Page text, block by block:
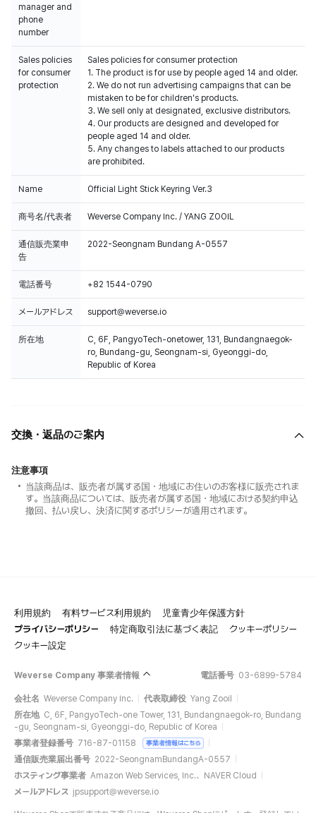
manager and
phone
number
Sales policies
for consumer
protection
Sales policies for consumer protection
1. The product is for use by people aged 14 and older.
2. We do not run advertising campaigns that can be
mistaken to be for children's products.
3. We sell only at designated, exclusive distributors.
4. Our products are designed and developed for
people aged 14 and older.
5. Any changes to labels attached to our products
are prohibited.
Name Official Light Stick Keyring Ver.3
商号名/代表者 Weverse Company Inc. / YANG ZOOIL
通信販売業申
告
2022-Seongnam Bundang A-0557
電話番号 +82 1544-0790
メールアドレス support@weverse.io
所在地
C, 6F, PangyoTech-onetower, 131, Bundangnaegok-
ro, Bundang-gu, Seongnam-si, Gyeonggi-do,
Republic of Korea
交換・返品のご案内
注意事項
当該商品は、販売者が属する国・地域にお住いのお客様に販売されま
す。当該商品については、販売者が属する国・地域における契約申込
撤回、払い戻し、決済に関するポリシーが適用されます。
利用規約 有料サービス利用規約
児童青少年保護方針
プライバシーポリシー
特定商取引法に基づく表記
クッキーポリシー
クッキー設定
Weverse Company 事業者情報 電話番号 03-6899-5784
会社名 Weverse Company Inc. 代表取締役 Yang Zooil
所在地 C, 6F, PangyoTech-one Tower, 131, Bundangnaegok-ro, Bundang
-gu, Seongnam-si, Gyeonggi-do, Republic of Korea
事業者登録番号 716-87-01158 事業者情報はこちら
通信販売業届出番号 2022-SeongnamBundangA-0557
ホスティング事業者 Amazon Web Services, Inc.、NAVER Cloud
メールアドレス jpsupport@weverse.io